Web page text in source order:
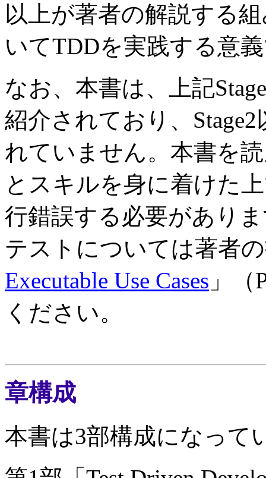
以上が著者の解説する
いてTDDを実践する意
なお、本書は、上記
紹介されており、
れていません。本書を
とスキルを身に着けた
行錯誤する必要があり
テストについては著者
Executable Use Cases 」
ください。
章構成
本書は3部構成になって